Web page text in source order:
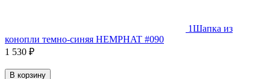
1Шапка из
конопли темно-синяя HEMPHAT #090
1 530 ₽
В корзину